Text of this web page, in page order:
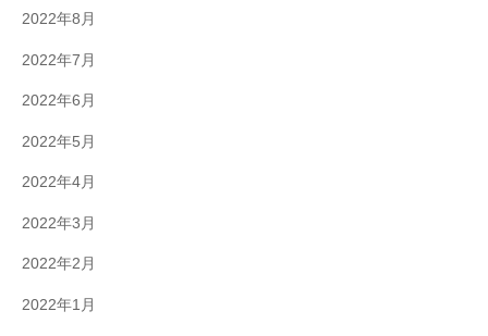
2022年8月
2022年7月
2022年6月
2022年5月
2022年4月
2022年3月
2022年2月
2022年1月